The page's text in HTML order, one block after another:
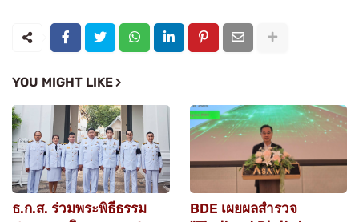
YOU MIGHT LIKE
ธ.ก.ส. ร่วมพระพิธีธรรม
BDE เผยผลสำรวจ